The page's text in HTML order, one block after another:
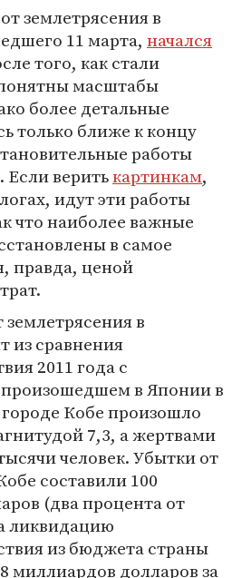
землетрясения в
11 марта, начался
того, как стали
масштабы
более детальные
только ближе к концу
работы
Если веритькартинкам,
идут эти работы
что наиболее важные
в самое
правда, ценой
в
из сравнения
2011 года с
в Японии в
городе Кобе произошло
7,3, а жертвами
человек. Убытки от
составили 100
(два процента от
ликвидацию
из бюджета страны
миллиардов долларов за